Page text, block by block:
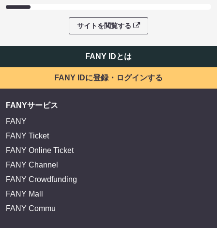
サイトを閲覧する
FANY IDとは
FANY IDに登録・ログインする
FANYサービス
FANY
FANY Ticket
FANY Online Ticket
FANY Channel
FANY Crowdfunding
FANY Mall
FANY Commu